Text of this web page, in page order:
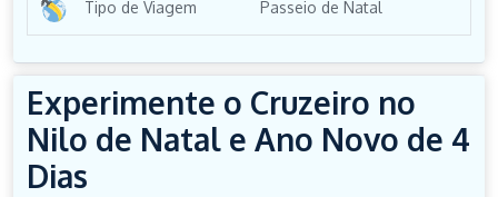
Tipo de Viagem Passeio de Natal
Experimente o Cruzeiro no
Nilo de Natal e Ano Novo de 4
Dias